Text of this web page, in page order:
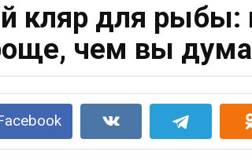
кляр для рыбы:
чем вы